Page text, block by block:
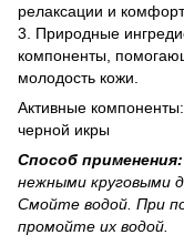
релаксации и
3. Природные
компоненты,
молодость кожи.
Активные
черной икры
Способ применения:
нежными круговыми
Смойте водой. При
промойте их водой.